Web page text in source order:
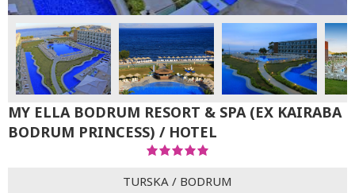
MY ELLA BODRUM RESORT & SPA (EX KAIRABA
BODRUM PRINCESS) / HOTEL
TURSKA / BODRUM